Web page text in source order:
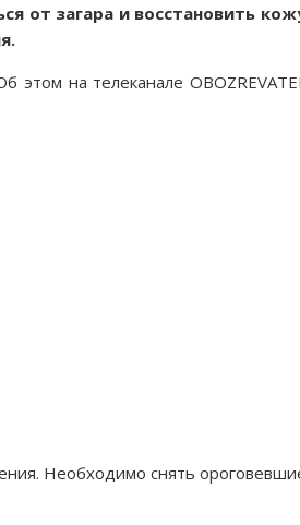
от загара и восстановить
на телеканале
Необходимо снять